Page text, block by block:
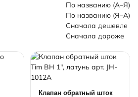
По названию (А–Я)
По названию (Я–А)
Сначала дешевле
Сначала дороже
Клапан обратный шток